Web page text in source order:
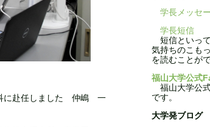
科に赴任しました 仲嶋 一
学長メッセ
学長短信
短信といっ
気持ちのこも
を読むことが
福山大学公式
福山大学公
です。
大学発ブログ